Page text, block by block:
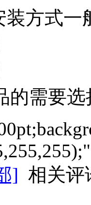
装方式一
的需要
] 相关评